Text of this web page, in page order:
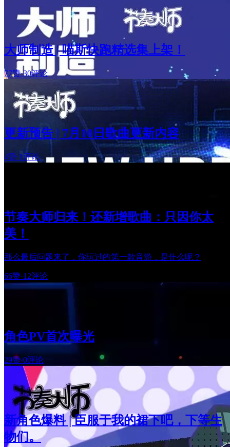
大师制造 | 喵斯快跑精选集上架！
77赞·30评论
更新预告 | 7月10日歌曲更新内容
4赞·1评论
节奏大师归来！还新增歌曲：只因你太
美！
那么最后问题来了，你玩过的第一款音游，是什么呢？
66赞·12评论
角色PV首次曝光
29赞·0评论
新角色爆料 | 臣服于我的裙下吧，下等生
物们。